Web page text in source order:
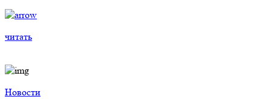
читать
Новости